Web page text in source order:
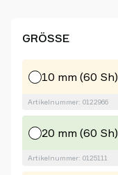
GRÖSSE
10 mm (60 Sh)
Artikelnummer: 0122966
20 mm (60 Sh)
Artikelnummer: 0125111